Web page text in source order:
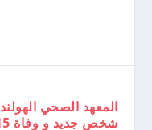
شخص جديد و وفاة 15 مريض بفيروس كورونا